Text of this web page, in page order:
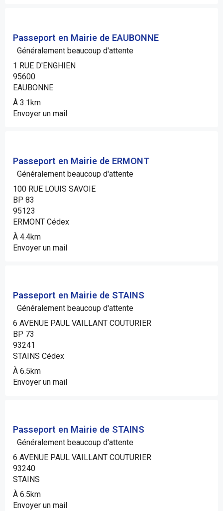
Passeport en Mairie de EAUBONNE
Généralement beaucoup d'attente
1 RUE D'ENGHIEN
95600
EAUBONNE
À 3.1km
Envoyer un mail
Passeport en Mairie de ERMONT
Généralement beaucoup d'attente
100 RUE LOUIS SAVOIE
BP 83
95123
ERMONT Cédex
À 4.4km
Envoyer un mail
Passeport en Mairie de STAINS
Généralement beaucoup d'attente
6 AVENUE PAUL VAILLANT COUTURIER
BP 73
93241
STAINS Cédex
À 6.5km
Envoyer un mail
Passeport en Mairie de STAINS
Généralement beaucoup d'attente
6 AVENUE PAUL VAILLANT COUTURIER
93240
STAINS
À 6.5km
Envoyer un mail